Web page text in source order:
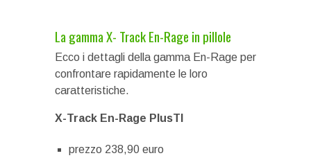
La gamma X- Track En-Rage in pillole
Ecco i dettagli della gamma En-Rage per
confrontare rapidamente le loro
caratteristiche.
X-Track En-Rage PlusTI
prezzo 238,90 euro